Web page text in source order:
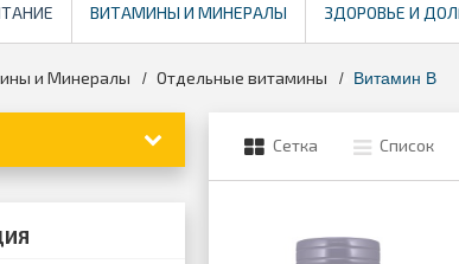
ВИТАМИНЫ И МИНЕРАЛЫ ЗДОРОВЬЕ И
и Минералы > Отдельные витамины > Витамин B
Сетка Список